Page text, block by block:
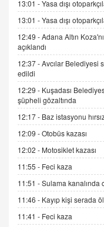
SEHER
Kış
9.12.2025
İNCİ GÜL
Trump
06.07.2026
ADEM
Esed
Sednaya
DR.
Gerçek
19.07.2025
13:01 -Yasa dışı
13:01 -Yasa dışı
12:49 -Adana Altın
açıklandı
12:37 -Avcılar Belediyesi
edildi
12:29 - Kuşadası
şüpheli gözaltında
12:17 - Baz istasyonu
12:09 -Otobüs kazası
12:02 - Motosiklet kazası
11:55 - Feci kaza
11:51 -Sulama kanalında
11:46 - Kayıp kişi serada
11:41 - Feci kaza